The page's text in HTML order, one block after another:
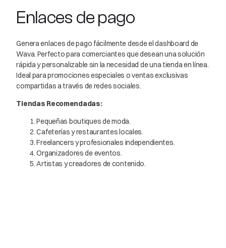
Enlaces de pago
Genera enlaces de pago fácilmente desde el dashboard de
Wava. Perfecto para comerciantes que desean una solución
rápida y personalizable sin la necesidad de una tienda en línea.
Ideal para promociones especiales o ventas exclusivas
compartidas a través de redes sociales.
Tiendas Recomendadas:
Pequeñas boutiques de moda.
Cafeterías y restaurantes locales.
Freelancers y profesionales independientes.
Organizadores de eventos.
Artistas y creadores de contenido.